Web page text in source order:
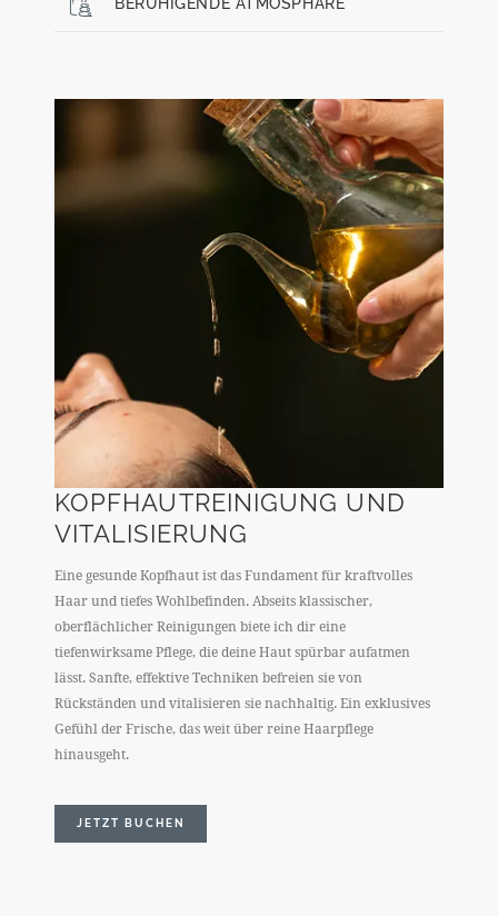
KOPFHAUTREINIGUNG UND
VITALISIERUNG
Eine gesunde Kopfhaut ist das Fundament für kraftvolles
Haar und tiefes Wohlbefinden. Abseits klassischer,
oberflächlicher Reinigungen biete ich dir eine
tiefenwirksame Pflege, die deine Haut spürbar aufatmen
lässt. Sanfte, effektive Techniken befreien sie von
Rückständen und vitalisieren sie nachhaltig. Ein exklusives
Gefühl der Frische, das weit über reine Haarpflege
hinausgeht.
JETZT BUCHEN